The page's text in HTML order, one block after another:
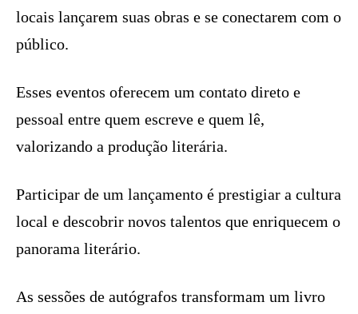
locais lançarem suas obras e se conectarem com o
público.
Esses eventos oferecem um contato direto e
pessoal entre quem escreve e quem lê,
valorizando a produção literária.
Participar de um lançamento é prestigiar a cultura
local e descobrir novos talentos que enriquecem o
panorama literário.
As sessões de autógrafos transformam um livro